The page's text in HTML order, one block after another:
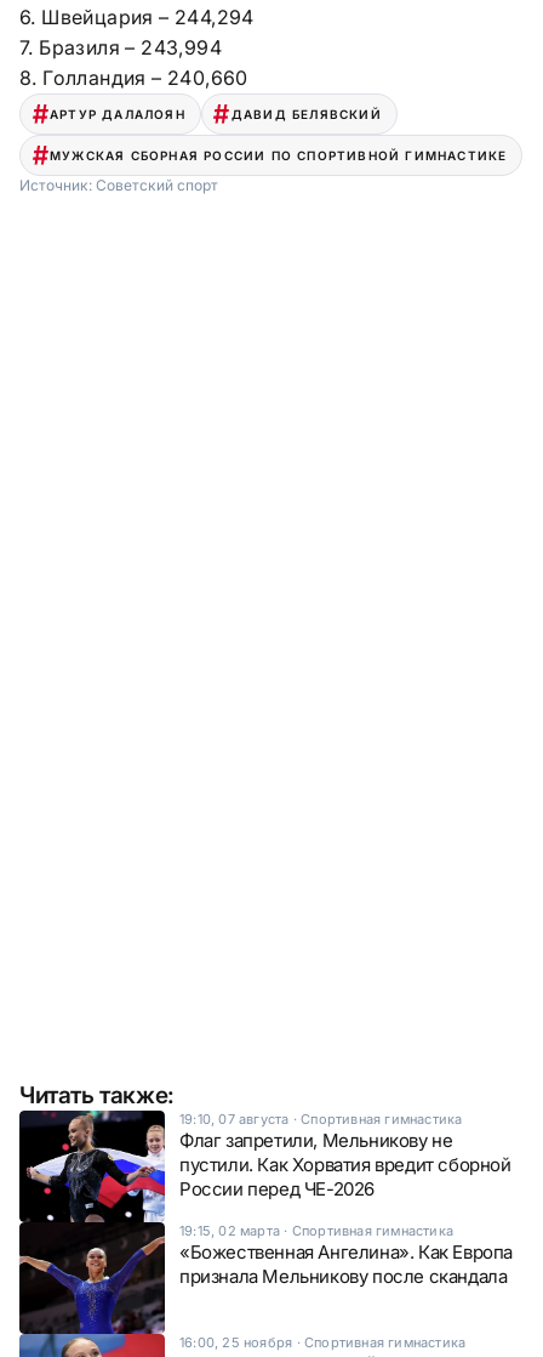
6. Швейцария – 244,294
7. Бразиля – 243,994
8. Голландия – 240,660
АРТУР ДАЛАЛОЯН ДАВИД БЕЛЯВСКИЙ
МУЖСКАЯ СБОРНАЯ РОССИИ ПО СПОРТИВНОЙ ГИМНАСТИКЕ
Источник: Советский спорт
Читать также:
19:10, 07 августа ·Спортивная гимнастика
Флаг запретили, Мельникову не
пустили. Как Хорватия вредит сборной
России перед ЧЕ-2026
19:15, 02 марта · Спортивная гимнастика
«Божественная Ангелина». Как Европа
признала Мельникову после скандала
16:00, 25 ноября · Спортивная гимнастика